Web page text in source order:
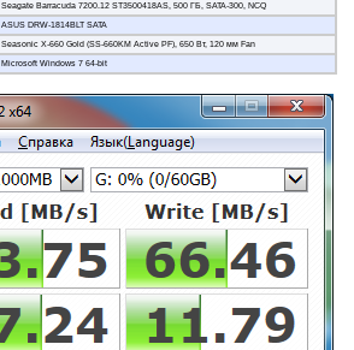
Seagate Barracuda 7200.12 ST3500418AS, 500 ГБ, SATA-300, NCQ
ASUS DRW-1814BLT SATA
Seasonic X-660 Gold (SS-660KM Active PF), 650 Вт, 120 мм Fan
Microsoft Windows 7 64-bit